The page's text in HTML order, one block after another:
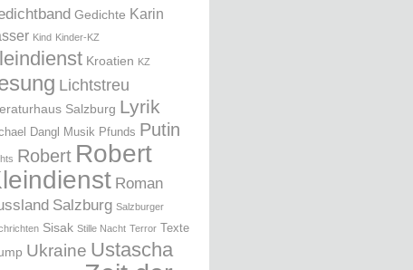
Gedichte Karin
Kind Kinder-KZ
Kroatien KZ
Lichtstreu
Salzburg Lyrik
Dangl Musik Pfunds Putin
Robert Robert
Roman
Salzburg Salzburger
Sisak Stille Nacht Terror Texte
Ukraine Ustascha